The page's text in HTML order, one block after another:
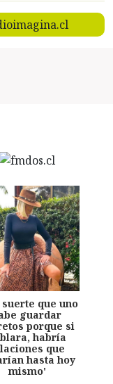
suerte que uno
guardar
porque si
habría
que
hasta hoy
mismo'